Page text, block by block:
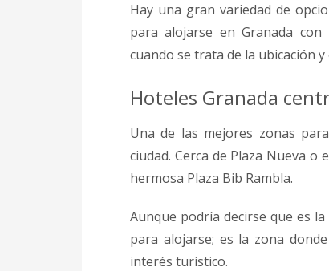
Hay una gran variedad de
para alojarse en Granada
cuando se trata de la ubicación
Hoteles Granada
Una de las mejores zonas para
ciudad. Cerca de Plaza Nueva o
hermosa Plaza Bib Rambla.
Aunque podría decirse que es
para alojarse; es la zona
interés turístico.